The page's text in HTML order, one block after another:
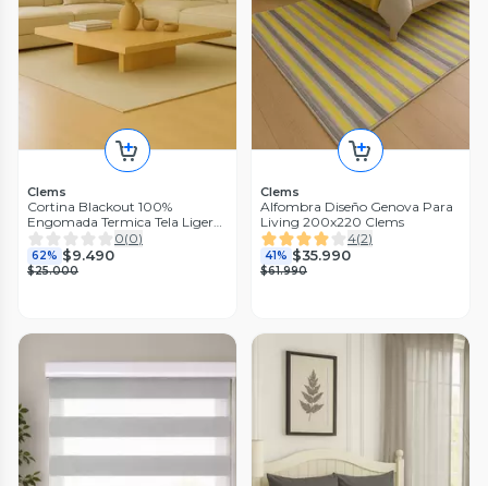
Clems
Cortina Blackout 100%
Engomada Termica Tela Ligera
140x225 - Microfibra Premium
- 1 Paño Gris Oscuro
0(0)
62% $9.490
$25.000
Clems
Alfombra Diseño Genova Para
Living 200x220 Clems
4(2)
41% $35.990
$61.990